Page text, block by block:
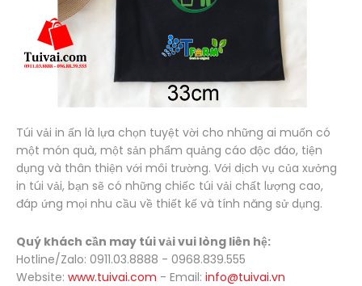
Túi vải in ấn là lựa chọn tuyệt vời cho những ai muốn có
một món quà, một sản phẩm quảng cáo độc đáo, tiện
dụng và thân thiện với môi trường. Với dịch vụ của xưởng
in túi vải, bạn sẽ có những chiếc túi vải chất lượng cao,
đáp ứng mọi nhu cầu về thiết kế và tính năng sử dụng.
Quý khách cần may túi vải vui lòng liên hệ:
Hotline/Zalo: 0911.03.8888 - 0968.839.555
Website: www.tuivai.com - Email: info@tuivai.vn